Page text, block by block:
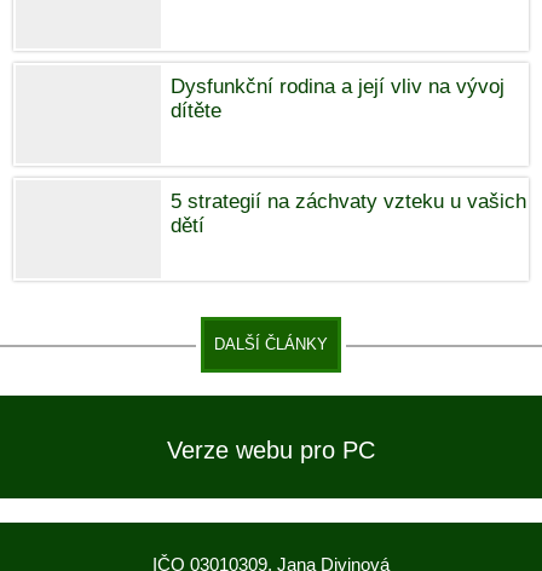
Dysfunkční rodina a její vliv na vývoj
dítěte
5 strategií na záchvaty vzteku u vašich
dětí
DALŠÍ ČLÁNKY
Verze webu pro PC
IČO 03010309, Jana Divinová